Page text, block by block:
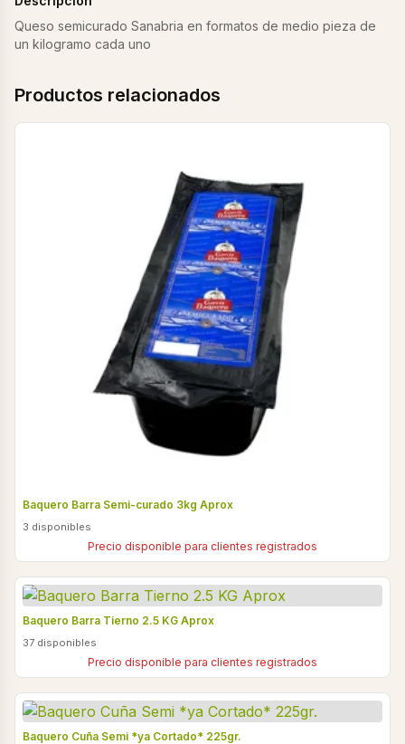
Queso semicurado Sanabria en formatos de medio pieza de
un kilogramo cada uno
Productos relacionados
Baquero Barra Semi-curado 3kg Aprox
3 disponibles
Precio disponible para clientes registrados
Baquero Barra Tierno 2.5 KG Aprox
37 disponibles
Precio disponible para clientes registrados
Baquero Cuña Semi *ya Cortado* 225gr.